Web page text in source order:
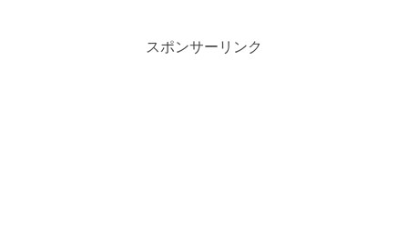
スポンサーリンク